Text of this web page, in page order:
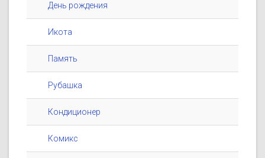
День рождения
Икота
Память
Рубашка
Кондиционер
Комикс